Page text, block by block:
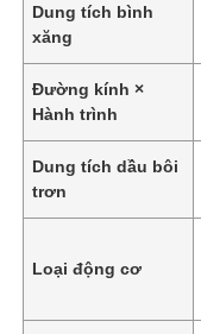
Dung tích bình
xăng
Đường kính ×
Hành trình
Dung tích dầu bôi
trơn
Loại động cơ